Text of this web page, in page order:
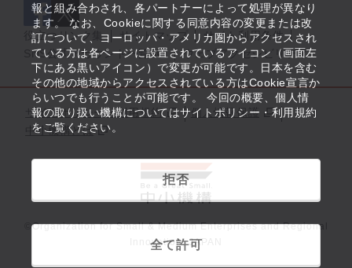
報と組み合わされ、各パートナーによって処理が異なり
ます。 なお、Cookieに関する同意内容の変更または改
訂について、ヨーロッパ・アメリカ圏からアクセスされ
ている方は各ページに設置されているアイコン（画面左
下にある黒いアイコン）で変更が可能です。日本を含む
その他の地域からアクセスされている方はCookie宣言か
らいつでも行うことが可能です。 今回の概要、個人情
報の取り扱い機構についてはサイトポリシー・利用規約
をご覧ください。
拒否
全て許可
役立つリンク集 サイトマップ
サイト利用条件
SNS公式アカウント一覧
ウェブアクセシビリティ
サイトポリシー・利用規約
個人情報保護
中小機構とは
©Organization for Small & Medium Enterprises and Regional
Innovation, JAPAN